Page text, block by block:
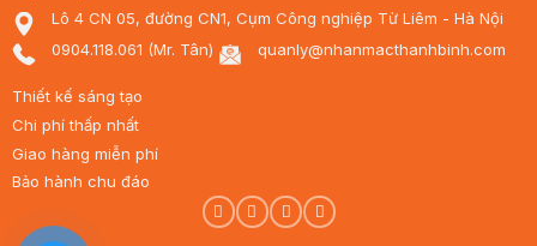
Lô 4 CN 05, đường CN1, Cụm Công nghiệp Từ Liêm - Hà Nội
0904.118.061 (Mr. Tân)
quanly@nhanmacthanhbinh.com
Thiết kế sáng tạo
Chi phí thấp nhất
Giao hàng miễn phí
Bảo hành chu đáo